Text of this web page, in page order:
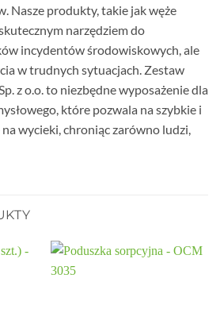
Nasze produkty, takie jak węże
narzędziem do
incydentów środowiskowych, ale
w trudnych sytuacjach. Zestaw
z o.o. to niezbędne wyposażenie dla
które pozwala na szybkie i
wycieki, chroniąc zarówno ludzi,